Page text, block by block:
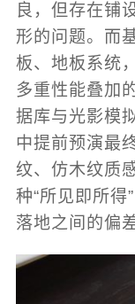
良，但存在铺
形的问题。而
板、地板系统
多重性能叠加
据库与光影模
中提前预演最
纹、仿木纹质
种“所见即所得
落地之间的偏